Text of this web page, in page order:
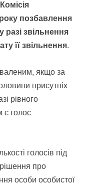
Комісія
позбавлення
разі звільнення
її звільнення.
якщо за
присутніх
рівного
є голос
голосів під
про
особи особистої